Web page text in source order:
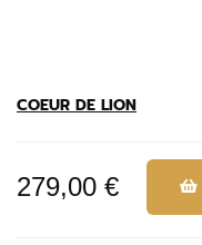
COEUR DE LION
279,00 €